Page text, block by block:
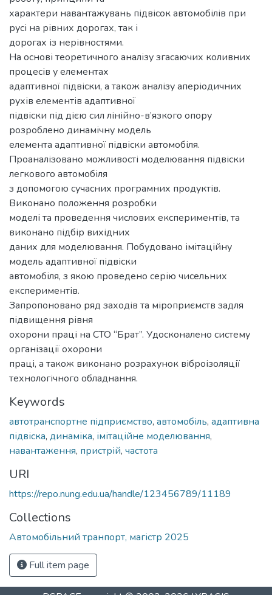
характери навантажувань підвісок автомобілів при
русі на рівних дорогах, так і
дорогах із нерівностями.
На основі теоретичного аналізу згасаючих коливних
процесів у елементах
адаптивної підвіски, а також аналізу аперіодичних
рухів елементів адаптивної
підвіски під дією сил лінійно-в’язкого опору
розроблено динамічну модель
елемента адаптивної підвіски автомобіля.
Проаналізовано можливості моделювання підвіски
легкового автомобіля
з допомогою сучасних програмних продуктів.
Виконано положення розробки
моделі та проведення числових експериментів, та
виконано підбір вихідних
даних для моделювання. Побудовано імітаційну
модель адаптивної підвіски
автомобіля, з якою проведено серію чисельних
експериментів.
Запропоновано ряд заходів та міроприємств задля
підвищення рівня
охорони праці на СТО “Брат”. Удосконалено систему
організації охорони
праці, а також виконано розрахунок віброізоляції
технологічного обладнання.
Keywords
автотранспортне підприємство, автомобіль, адаптивна
підвіска, динаміка, імітаційне моделювання,
навантаження, пристрій, частота
URI
https://repo.nung.edu.ua/handle/123456789/11189
Collections
Автомобільний транпорт, магістр 2025
Full item page